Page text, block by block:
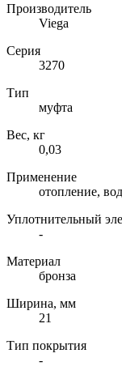
Производитель
Viega
Серия
3270
Тип
муфта
Вес, кг
0,03
Применение
отопление,
Уплотнительный
-
Материал
бронза
Ширина, мм
21
Тип покрытия
-